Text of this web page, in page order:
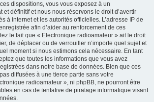
dispositions, vous vous exposez à un
et définitif et nous nous réservons le droit d’avertir
à internet et les autorités officielles. L’adresse IP de
afin d’aider au renforcement de ces
le fait que « Electronique radioamateur » ait le droit
de déplacer ou de verrouiller n’importe quel sujet et
moment si nous estimons cela nécessaire. En tant
que toutes les informations que vous avez
dans notre base de données. Bien que ces
diffusées à une tierce partie sans votre
radioamateur », ni phpBB, ne pourront être
en cas de tentative de piratage informatique visant